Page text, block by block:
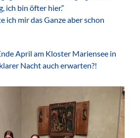
ich bin öfter hier.“
ich mir das Ganze aber schon
April am Kloster Mariensee in
Nacht auch erwarten?!